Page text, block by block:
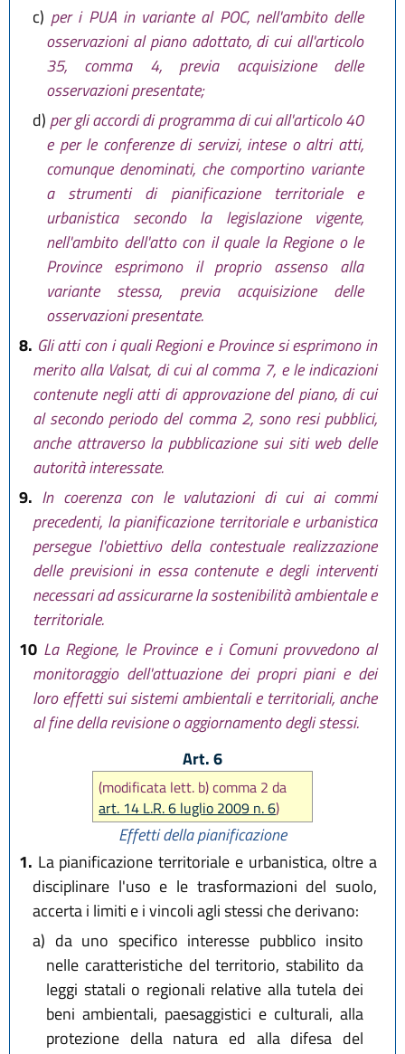
c) per i PUA in variante al POC, nell'ambito delle
osservazioni al piano adottato, di cui all'articolo
35, comma 4, previa acquisizione delle
osservazioni presentate;
d) per gli accordi di programma di cui all'articolo 40
e per le conferenze di servizi, intese o altri atti,
comunque denominati, che comportino variante
a strumenti di pianificazione territoriale e
urbanistica secondo la legislazione vigente,
nell'ambito dell'atto con il quale la Regione o le
Province esprimono il proprio assenso alla
variante stessa, previa acquisizione delle
osservazioni presentate.
8. Gli atti con i quali Regioni e Province si esprimono in
merito alla Valsat, di cui al comma 7, e le indicazioni
contenute negli atti di approvazione del piano, di cui
al secondo periodo del comma 2, sono resi pubblici,
anche attraverso la pubblicazione sui siti web delle
autorità interessate.
9. In coerenza con le valutazioni di cui ai commi
precedenti, la pianificazione territoriale e urbanistica
persegue l'obiettivo della contestuale realizzazione
delle previsioni in essa contenute e degli interventi
necessari ad assicurarne la sostenibilità ambientale e
territoriale.
10 La Regione, le Province e i Comuni provvedono al
monitoraggio dell'attuazione dei propri piani e dei
loro effetti sui sistemi ambientali e territoriali, anche
al fine della revisione o aggiornamento degli stessi.
Art. 6
(modificata lett. b) comma 2 da
art. 14 L.R. 6 luglio 2009 n. 6)
Effetti della pianificazione
1. La pianificazione territoriale e urbanistica, oltre a
disciplinare l'uso e le trasformazioni del suolo,
accerta i limiti e i vincoli agli stessi che derivano:
a) da uno specifico interesse pubblico insito
nelle caratteristiche del territorio, stabilito da
leggi statali o regionali relative alla tutela dei
beni ambientali, paesaggistici e culturali, alla
protezione della natura ed alla difesa del